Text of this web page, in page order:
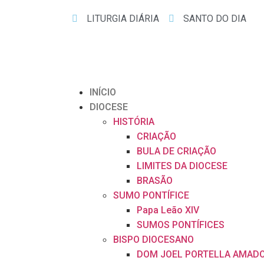
LITURGIA DIÁRIA SANTO DO DIA
INÍCIO
DIOCESE
HISTÓRIA
CRIAÇÃO
BULA DE CRIAÇÃO
LIMITES DA DIOCESE
BRASÃO
SUMO PONTÍFICE
Papa Leão XIV
SUMOS PONTÍFICES
BISPO DIOCESANO
DOM JOEL PORTELLA